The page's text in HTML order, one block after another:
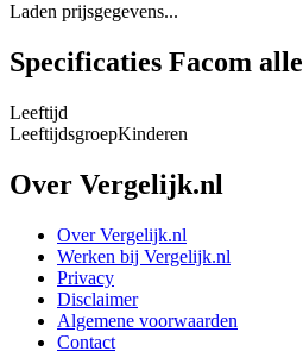
Laden prijsgegevens...
Specificaties Facom
Leeftijd
LeeftijdsgroepKinderen
Over Vergelijk.nl
Over Vergelijk.nl
Werken bij Vergelijk.nl
Privacy
Disclaimer
Algemene voorwaarden
Contact